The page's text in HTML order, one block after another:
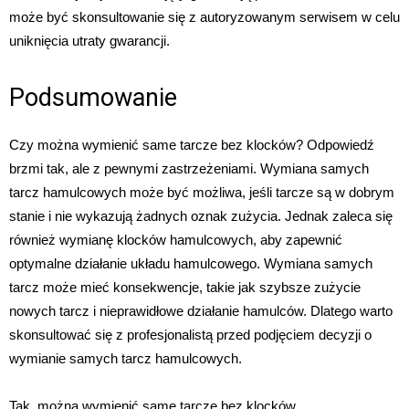
może być skonsultowanie się z autoryzowanym serwisem w celu
uniknięcia utraty gwarancji.
Podsumowanie
Czy można wymienić same tarcze bez klocków? Odpowiedź
brzmi tak, ale z pewnymi zastrzeżeniami. Wymiana samych
tarcz hamulcowych może być możliwa, jeśli tarcze są w dobrym
stanie i nie wykazują żadnych oznak zużycia. Jednak zaleca się
również wymianę klocków hamulcowych, aby zapewnić
optymalne działanie układu hamulcowego. Wymiana samych
tarcz może mieć konsekwencje, takie jak szybsze zużycie
nowych tarcz i nieprawidłowe działanie hamulców. Dlatego warto
skonsultować się z profesjonalistą przed podjęciem decyzji o
wymianie samych tarcz hamulcowych.